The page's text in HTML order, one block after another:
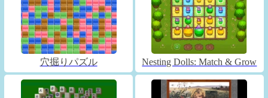
穴掘りパズル Nesting Dolls: Match & Grow